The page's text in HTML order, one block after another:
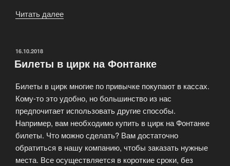
Читать далее
Tickets»
ОПУБЛИКОВАНО
16.10.2018
Билеты в цирк на Фонтанке
Билеты в цирк многие по привычке покупают в кассах.
Кому-то это удобно, но большинство из нас
предпочитает использовать другие способы.
Например, вам необходимо купить в цирк на Фонтанке
билеты. Что можно сделать? Вам достаточно
обратиться в нашу компанию, чтобы заказать нужные
места. Все осуществляется в короткие сроки, без